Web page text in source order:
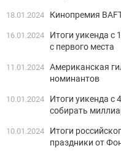
18.01.2024 Кинопремия
16.01.2024
Итоги уикенда с
с первого места
11.01.2024 Американская
номинантов
10.01.2024
Итоги уикенда с
собирать
10.01.2024
Итоги
праздники от